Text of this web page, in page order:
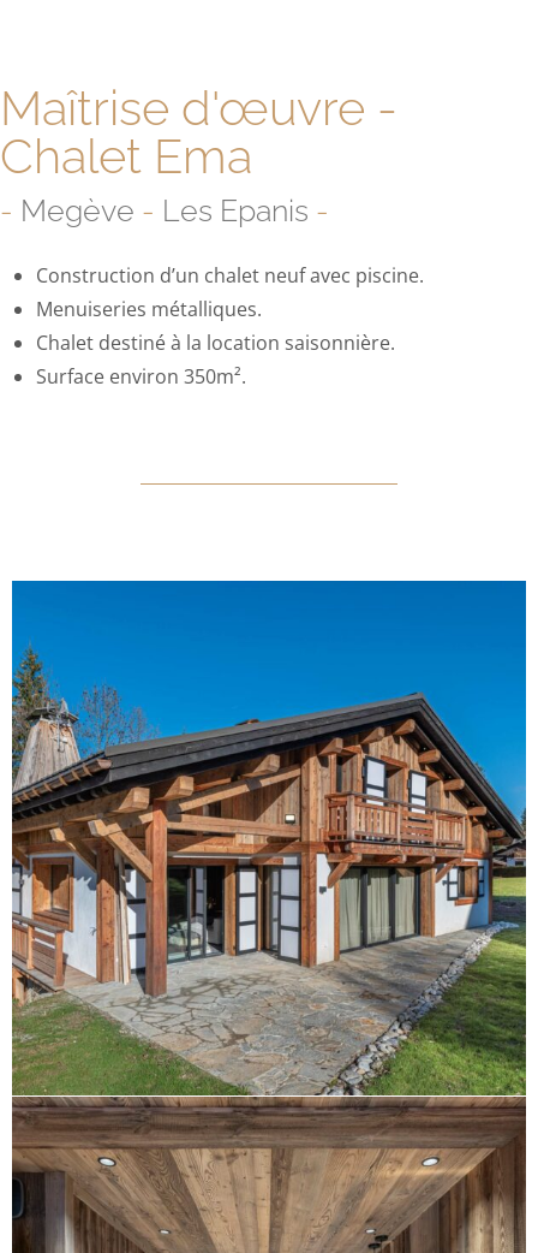
Maîtrise d'œuvre -
Chalet Ema
- Megève - Les Epanis -
Construction d’un chalet neuf avec piscine.
Menuiseries métalliques.
Chalet destiné à la location saisonnière.
Surface environ 350m².